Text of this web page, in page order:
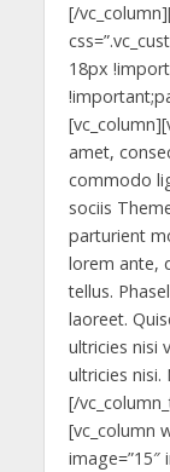
[/
18px
amet,
commodo
sociis
parturient
lorem ante,
tellus.
laoreet.
ultricies nisi
ultricies nisi.
[/
[vc_column
image=”15″